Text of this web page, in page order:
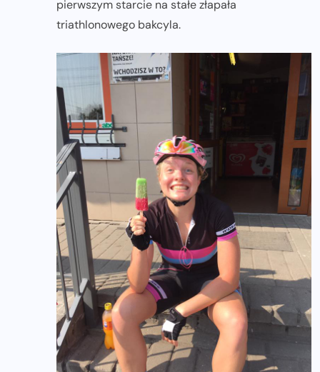
pierwszym starcie na stałe złapała
triathlonowego bakcyla.